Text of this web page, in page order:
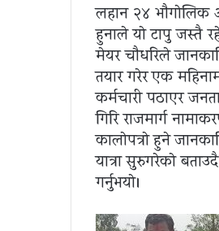
लहान २४ भाैगाेलिक
हुनाले याे टापु जस्तै
मेयर चाैधरिले
तयार गरेर एक
कर्मचारी पठाएर
गिरिराजमार्ग
कालाेपत्राे हुने
यात्रा सुरुगरेकाे
गर्नुभयाे।